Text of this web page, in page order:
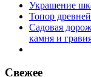
Украшение
Топор
Садовая
камня и
Свежее